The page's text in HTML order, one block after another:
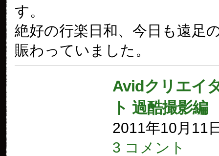
す。
絶好の行楽日和、今日も遠足
賑わっていました。
Avidクリエイ
ト 過酷撮影編
2011年10月11
3 コメント